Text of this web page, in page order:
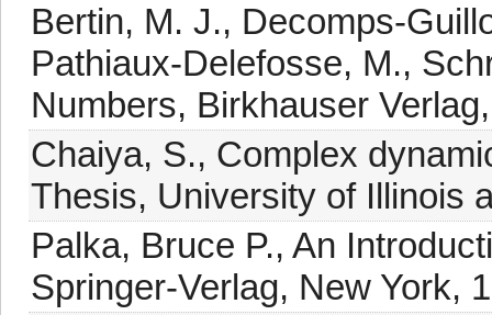
Bertin, M. J., Decomps-
Pathiaux-Delefosse, M.,
Numbers, Birkhauser
Chaiya, S., Complex
Thesis, University of Illinois
Palka, Bruce P., An
Springer-Verlag, New York,